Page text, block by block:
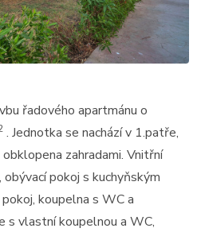
řadového apartmánu o
. Jednotka se nachází v 1.patře,
zahradami. Vnitřní
pokoj s kuchyňským
koupelna s WC a
s vlastní koupelnou a WC,